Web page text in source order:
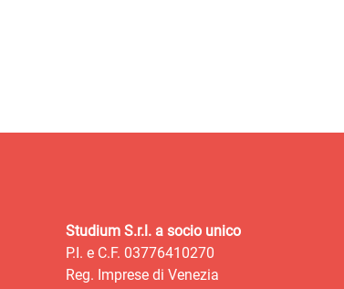
Studium S.r.l. a socio unico
P.I. e C.F. 03776410270
Reg. Imprese di Venezia